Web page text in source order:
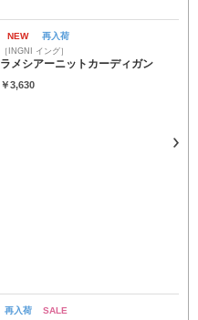
NEW 再入荷
［INGNI イング］
ラメシアーニットカーディガン
￥3,630
再入荷 SALE